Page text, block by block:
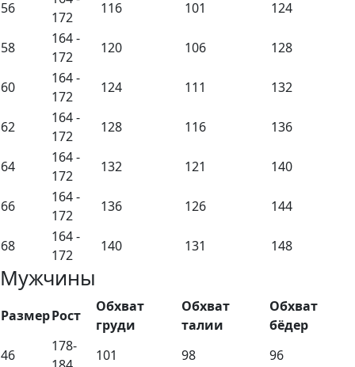
56
172
116 101 124
58
164 -
172
120 106 128
60
164 -
172
124 111 132
62
164 -
172
128 116 136
64
164 -
172
132 121 140
66
164 -
172
136 126 144
68
164 -
172
140 131 148
Мужчины
РазмерРост
Обхват
груди
Обхват
талии
Обхват
бёдер
46
178-
101 98 96